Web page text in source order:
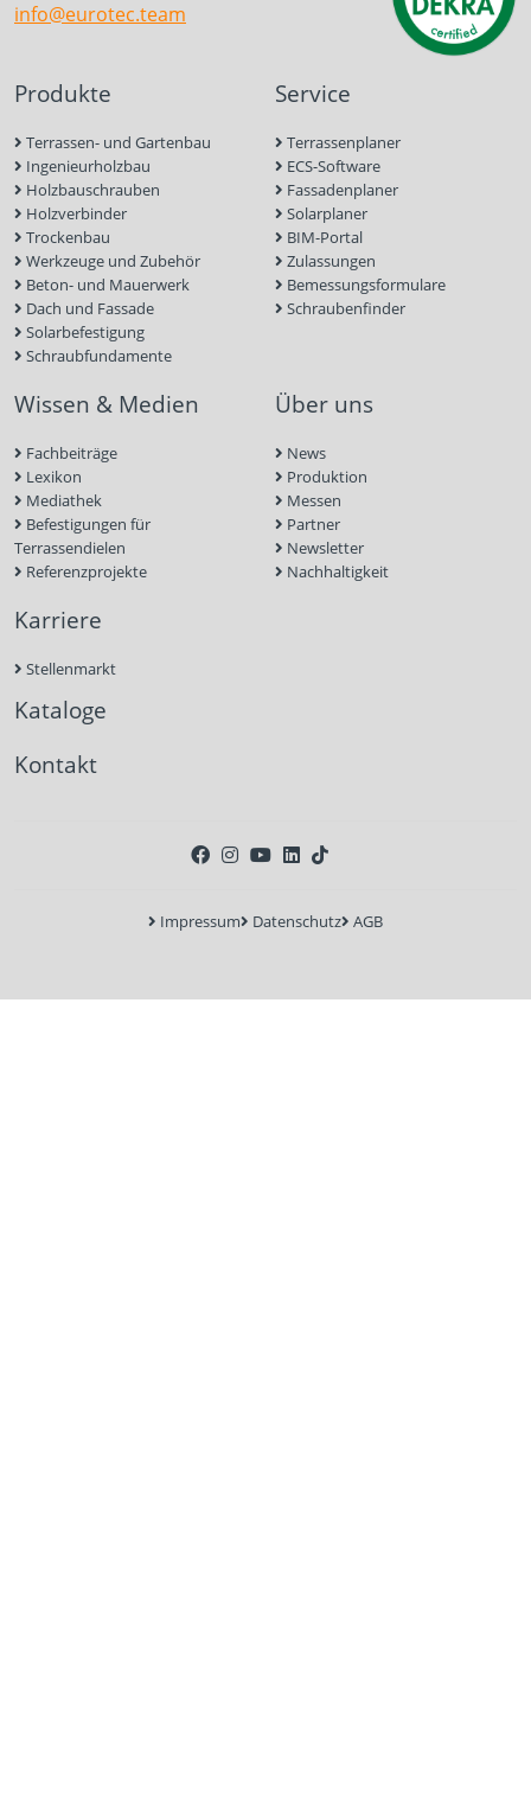
info@eurotec.team
Produkte
Terrassen- und Gartenbau
Ingenieurholzbau
Holzbauschrauben
Holzverbinder
Trockenbau
Werkzeuge und Zubehör
Beton- und Mauerwerk
Dach und Fassade
Solarbefestigung
Schraubfundamente
Service
Terrassenplaner
ECS-Software
Fassadenplaner
Solarplaner
BIM-Portal
Zulassungen
Bemessungsformulare
Schraubenfinder
Wissen & Medien
Fachbeiträge
Lexikon
Mediathek
Befestigungen für
Terrassendielen
Referenzprojekte
Über uns
News
Produktion
Messen
Partner
Newsletter
Nachhaltigkeit
Karriere
Stellenmarkt
Kataloge
Kontakt
Impressum Datenschutz AGB